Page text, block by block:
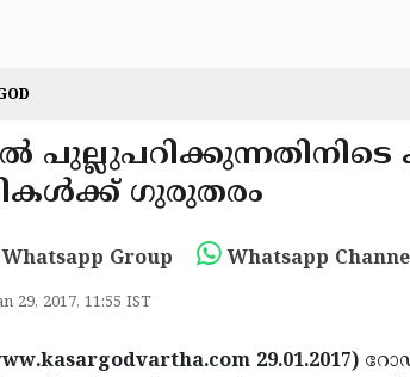
പുല്ലുപറിക്കുന്നതിനിടെ
ഗുരുതരം
Whatsapp Group Whatsapp
29, 2017, 11:55 IST
29.01.2017)